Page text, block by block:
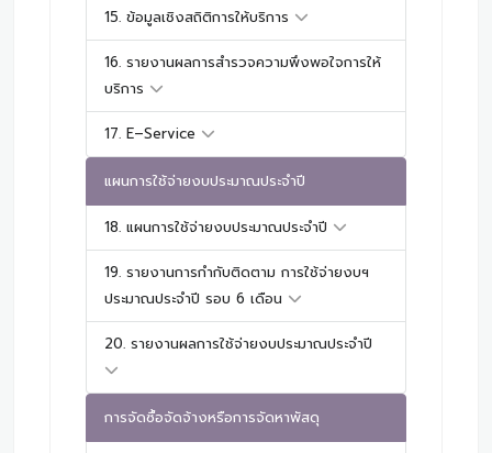
15. ข้อมูลเชิงสถิติการให้บริการ
16. รายงานผลการสำรวจความพึงพอใจการให้
บริการ
17. E–Service
แผนการใช้จ่ายงบประมาณประจำปี
18. แผนการใช้จ่ายงบประมาณประจำปี
19. รายงานการกำกับติดตาม การใช้จ่ายงบฯ
ประมาณประจำปี รอบ 6 เดือน
20. รายงานผลการใช้จ่ายงบประมาณประจำปี
การจัดซื้อจัดจ้างหรือการจัดหาพัสดุ